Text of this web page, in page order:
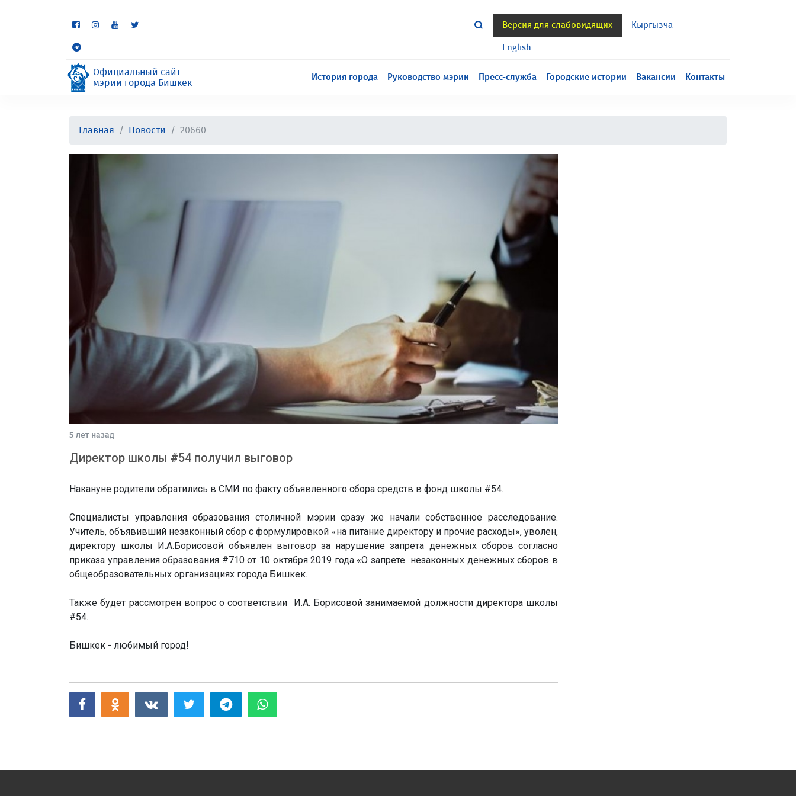
Версия для слабовидящих Кыргызча
English
Официальный сайт
мэрии города Бишкек
История города Руководство мэрии Пресс-служба Городские истории Вакансии Контакты
Главная Новости 20660
5 лет назад
Директор школы #54 получил выговор
Накануне родители обратились в СМИ по факту объявленного сбора средств в фонд школы #54.
Специалисты управления образования столичной мэрии сразу же начали собственное расследование.
Учитель, объявивший незаконный сбор с формулировкой «на питание директору и прочие расходы», уволен,
директору школы И.А.Борисовой объявлен выговор за нарушение запрета денежных сборов согласно
приказа управления образования #710 от 10 октября 2019 года «О запрете незаконных денежных сборов в
общеобразовательных организациях города Бишкек.
Также будет рассмотрен вопрос о соответствии И.А. Борисовой занимаемой должности директора школы
#54.
Бишкек - любимый город!